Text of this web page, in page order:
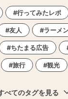
行ってみたレポ
友人 ラーメ
ちたまる広告
旅行 観光
べてのタグを見る